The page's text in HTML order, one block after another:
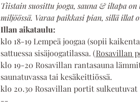
Tiistain suosittu jooga, sauna & iltapa
miljöössä. Varaa paikkasi pian, sillä illat
Illan aikataulu:
klo 18-19 Lempeä joogaa (sopii
sattuessa sisäjoogatilassa. (Rosavillan
klo 19-20 Rosavillan rantasauna
saunatuvassa tai kesäkeittiössä.
klo 20.30 Rosavillan portit sulkeutuvat
--